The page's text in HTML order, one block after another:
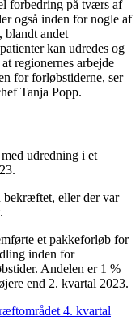
forbedring på tværs af
også inden for nogle af
blandt andet
kan udredes og
regionernes arbejde
for forløbstiderne, ser
Tanja Popp.
udredning i et
eller der var
et pakkeforløb for
inden for
Andelen er 1 %
end 2. kvartal 2023.
4. kvartal